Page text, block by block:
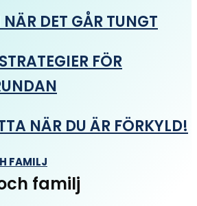
DET GÅR TUNGT
FÖR
NÄR DU ÄR FÖRKYLD!
FAMILJ
familj